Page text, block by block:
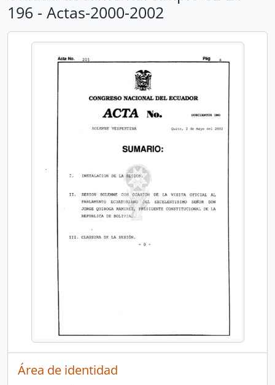
196 - Actas-2000-2002
Área de identidad